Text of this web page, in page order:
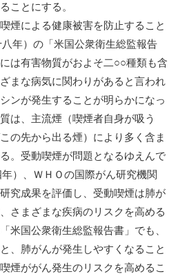
ことにする。
煙による健康被害を防止すること
年）の「米国公衆衛生総監報告
は有害物質がおよそ二○○種類も含
まな病気に関わりがあると言われ
ンが発生することが明らかになっ
は、主流煙（喫煙者自身が吸う
の先から出る煙）により多く含ま
。受動喫煙が問題となるゆえんで
）、ＷＨＯの国際がん研究機関
究成果を評価し、受動喫煙は肺が
さまざまな疾病のリスクを高める
米国公衆衛生総監報告書」でも、
、肺がんが発生しやすくなること
煙ががん発生のリスクを高めるこ